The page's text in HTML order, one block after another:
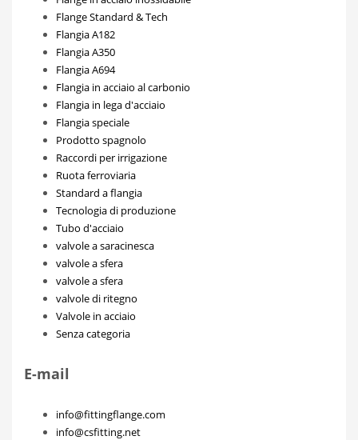
Flange Standard & Tech
Flangia A182
Flangia A350
Flangia A694
Flangia in acciaio al carbonio
Flangia in lega d'acciaio
Flangia speciale
Prodotto spagnolo
Raccordi per irrigazione
Ruota ferroviaria
Standard a flangia
Tecnologia di produzione
Tubo d'acciaio
valvole a saracinesca
valvole a sfera
valvole a sfera
valvole di ritegno
Valvole in acciaio
Senza categoria
E-mail
info@fittingflange.com
info@csfitting.net